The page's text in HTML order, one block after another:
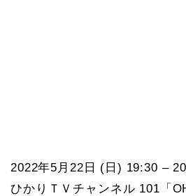
2022年5月22日 (日) 19:30 –
ひかりＴＶチャンネル 101「